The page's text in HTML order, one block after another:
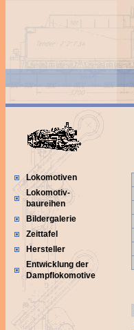
Lokomotiven
Lokomotiv-
baureihen
Bildergalerie
Zeittafel
Hersteller
Entwicklung der
Dampflokomotive